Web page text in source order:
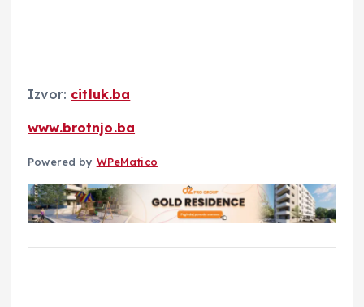
Izvor: citluk.ba
www.brotnjo.ba
Powered by WPeMatico